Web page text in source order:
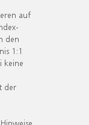
auf
den
1:1
keine
der